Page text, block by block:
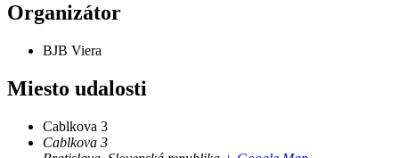
Organizátor
BJB Viera
Miesto udalosti
Cablkova 3
Cablkova 3